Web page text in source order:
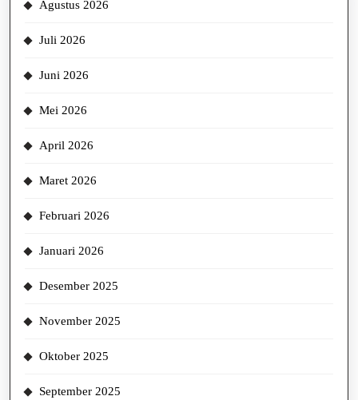
Agustus 2026
Juli 2026
Juni 2026
Mei 2026
April 2026
Maret 2026
Februari 2026
Januari 2026
Desember 2025
November 2025
Oktober 2025
September 2025